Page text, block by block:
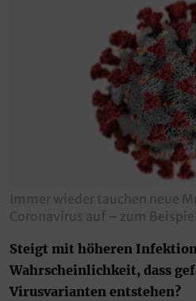
Immer wieder tauchen neue
Coronavirus auf – zum Beispiel
Steigt mit höheren
Wahrscheinlichkeit, dass
Virusvarianten entstehen?